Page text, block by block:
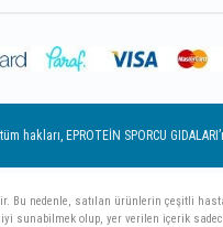
EPROTEİN SPORCU
nedenle, satılan ürünlerin çeşitli
sunabilmek olup, yer verilen içerik